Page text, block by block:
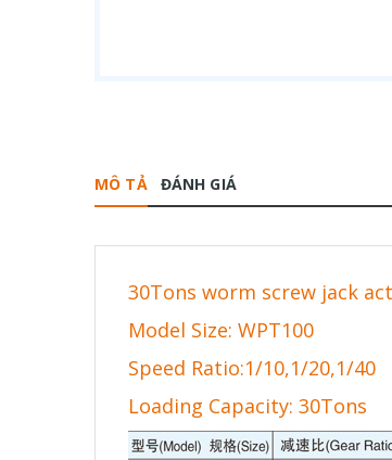
MÔ TẢ ĐÁNH GIÁ
30Tons worm screw jack
Model Size: WPT100
Speed Ratio:1/10,1/20,1/40
Loading Capacity: 30Tons